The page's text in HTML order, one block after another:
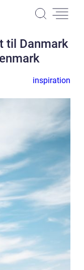
til Danmark
inspiration